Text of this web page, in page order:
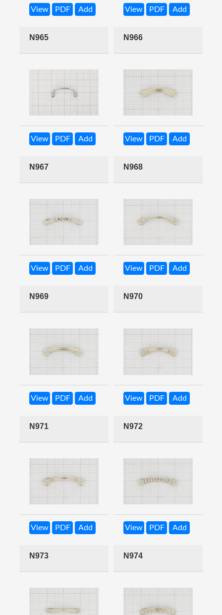
View PDF Add View PDF Add
N965
View PDF Add
N966
View PDF Add
N967
View PDF Add
N968
View PDF Add
N969
View PDF Add
N970
View PDF Add
N971
View PDF Add
N972
View PDF Add
N973 N974